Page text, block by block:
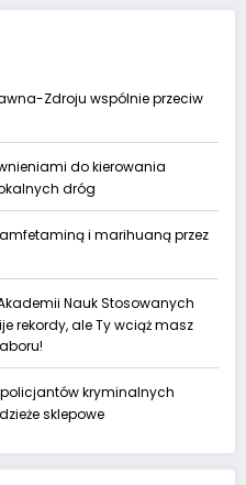
Zdroju wspólnie przeciw
do kierowania
dróg
i marihuaną przez
Nauk Stosowanych
rekordy, ale Ty wciąż masz
kryminalnych
sklepowe